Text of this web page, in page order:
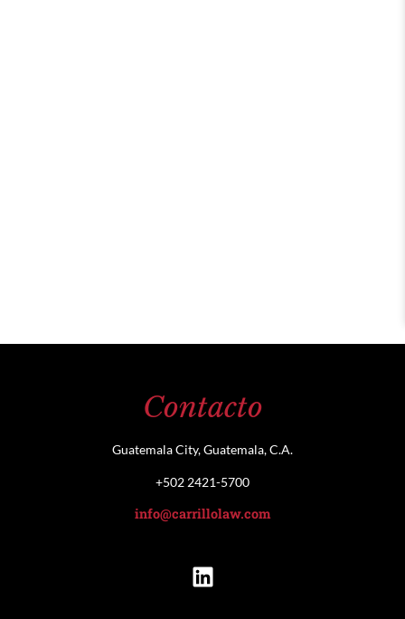
Contacto
Guatemala City, Guatemala, C.A.
+502 2421-5700
info@carrillolaw.com